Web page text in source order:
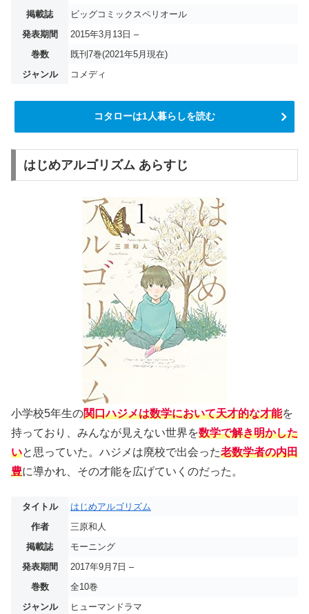
掲載誌
ビッグコミックスペリオール
発表期間
2015年3月13日 –
巻数
既刊7巻(2021年5月現在)
ジャンル
コメディ
コタローは1人暮らしを読む
はじめアルゴリズム あらすじ
小学校5年生の関口ハジメは数学において天才的な才能を
持っており、みんなが見えない世界を数学で解き明かした
いと思っていた。ハジメは廃校で出会った老数学者の内田
豊に導かれ、その才能を広げていくのだった。
タイトル
はじめアルゴリズム
作者
三原和人
掲載誌
モーニング
発表期間
2017年9月7日 –
巻数
全10巻
ジャンル
ヒューマンドラマ